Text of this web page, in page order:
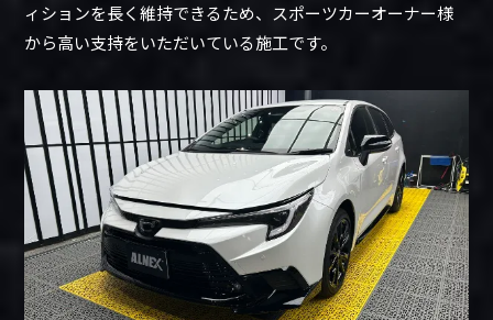
ィションを長く維持できるため、スポーツカーオーナー様
から高い支持をいただいている施工です。